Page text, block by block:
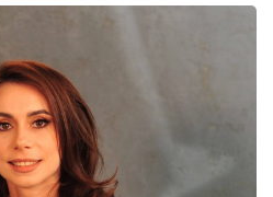
– readucem în scenă
18 / 2022